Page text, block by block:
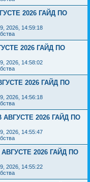
2026 ГАЙД ПО
2026, 14:59:18
2026 ГАЙД ПО
2026, 14:58:02
2026 ГАЙД ПО
2026, 14:56:18
2026 ГАЙД ПО
2026, 14:55:47
2026 ГАЙД ПО
2026, 14:55:22